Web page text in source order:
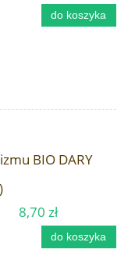
do koszyka
BIO DARY
8,70 zł
do koszyka